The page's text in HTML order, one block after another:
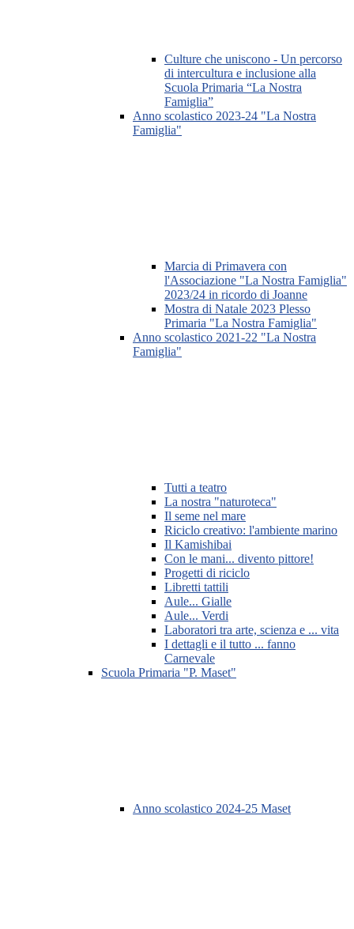
Culture che uniscono - Un percorso
di intercultura e inclusione alla
Scuola Primaria “La Nostra
Famiglia”
Anno scolastico 2023-24 "La Nostra
Famiglia"
Marcia di Primavera con
l'Associazione "La Nostra Famiglia"
2023/24 in ricordo di Joanne
Mostra di Natale 2023 Plesso
Primaria "La Nostra Famiglia"
Anno scolastico 2021-22 "La Nostra
Famiglia"
Tutti a teatro
La nostra "naturoteca"
Il seme nel mare
Riciclo creativo: l'ambiente marino
Il Kamishibai
Con le mani... divento pittore!
Progetti di riciclo
Libretti tattili
Aule... Gialle
Aule... Verdi
Laboratori tra arte, scienza e ... vita
I dettagli e il tutto ... fanno
Carnevale
Scuola Primaria "P. Maset"
Anno scolastico 2024-25 Maset